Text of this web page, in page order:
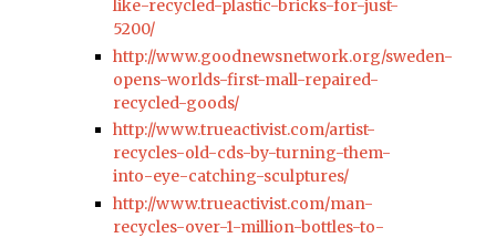
like-recycled-plastic-bricks-for-just-
5200/
http://www.goodnewsnetwork.org/sweden-
opens-worlds-first-mall-repaired-
recycled-goods/
http://www.trueactivist.com/artist-
recycles-old-cds-by-turning-them-
into-eye-catching-sculptures/
http://www.trueactivist.com/man-
recycles-over-1-million-bottles-to-